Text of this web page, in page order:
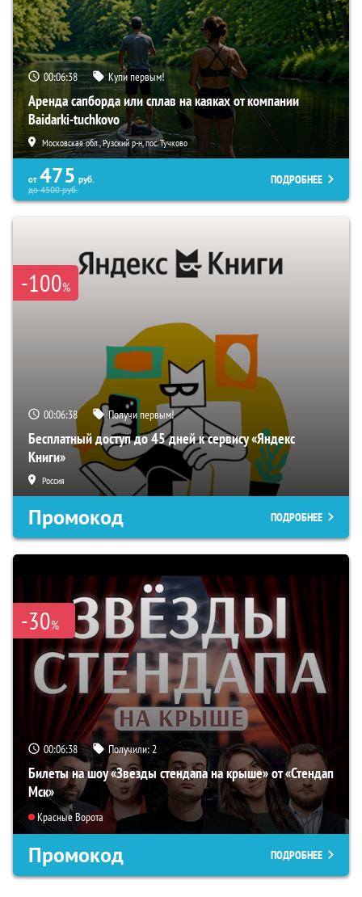
00:06:37 Купи первым!
Аренда сапборда или сплав на каяках от компании
Baidarki-tuchkovo
Московская обл., Рузский р-н, пос. Тучково
от 475 руб.
до4500руб.
ПОДРОБНЕЕ
-100%
00:06:37 Получи первым!
Бесплатный доступ до 45 дней к сервису «Яндекс
Книги»
Россия
Промокод ПОДРОБНЕЕ
-30%
00:06:37 Получили:2
Билеты на шоу «Звезды стендапа на крыше» от «Стендап
Мск»
Красные Ворота
Промокод ПОДРОБНЕЕ